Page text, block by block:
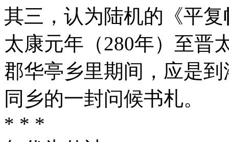
其三，认为陆机的《平
太康元年（280年）至晋
郡华亭乡里期间，应是
同乡的一封问候书札。
* * *